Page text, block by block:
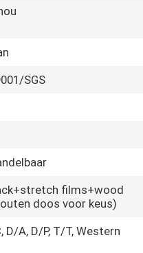
SGS
films+wood
doos voor keus)
D/A, D/P, T/T, Western